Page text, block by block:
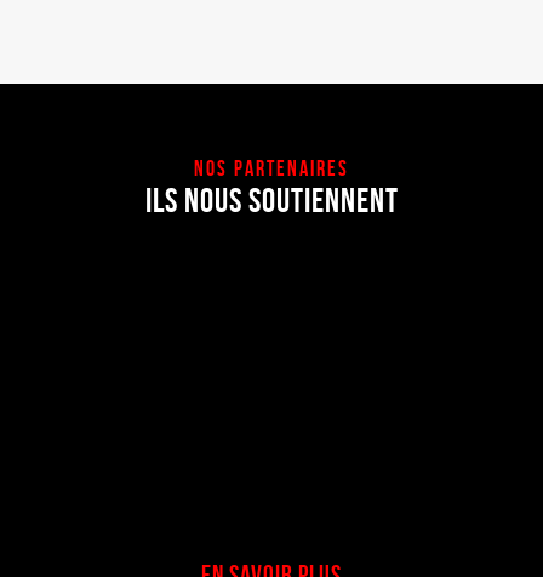
NOS PARTENAIRES
ILS NOUS SOUTIENNENT